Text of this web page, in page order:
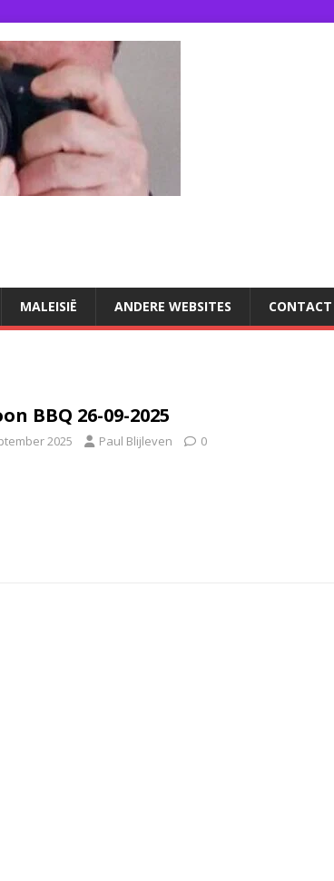
MALEISIË ANDERE WEBSITES CONTACT
BBQ 26-09-2025
2025 Paul Blijleven 0